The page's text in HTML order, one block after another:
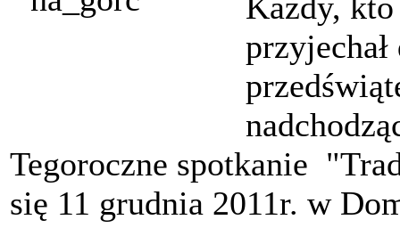
Tegoroczne spotkanie
się 11 grudnia 2011r. w